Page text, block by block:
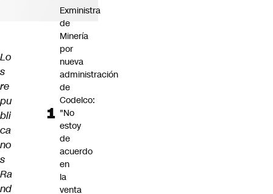
Lo
s
re
pu
bli
ca
no
s
Ra
nd
Exministra
de
Minería
por
nueva
administración
de
Codelco:
"No
estoy
de
acuerdo
en
la
venta